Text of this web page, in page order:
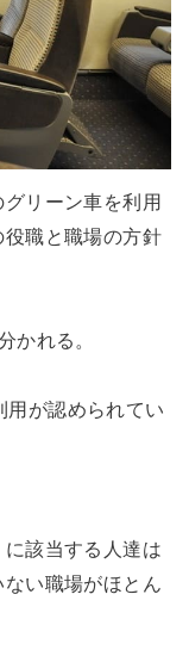
リーン車を利用
職と職場の方針
かれる。
用が認められてい
該当する人達は
い職場がほとん